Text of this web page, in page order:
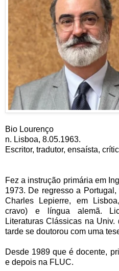
Bio Lourenço
n. Lisboa, 8.05.1963.
Escritor, tradutor, ensaísta,
Fez a instrução primária em
1973. De regresso a
Charles Lepierre, em
cravo) e língua alemã.
Literaturas Clássicas na
tarde se doutorou com uma
Desde 1989 que é docente,
e depois na FLUC.